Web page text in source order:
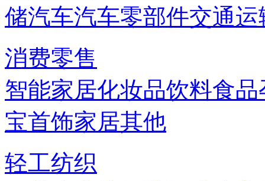
储汽车汽车零部件交通
消费零售
智能家居化妆品饮料食品
宝首饰家居其他
轻工纺织